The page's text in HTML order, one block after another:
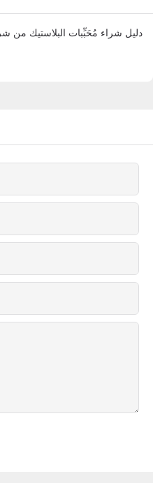
دليل شراء مُحَبِّبات البلاستيك من